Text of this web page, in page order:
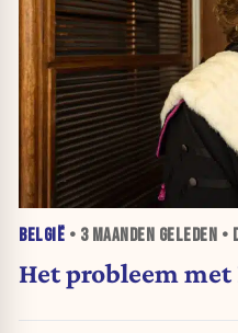
BELGIË • 3 MAANDEN GELEDEN •
Het probleem